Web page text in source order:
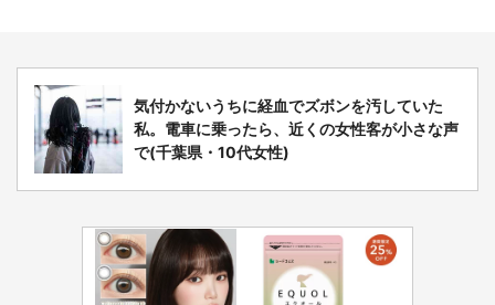
気付かないうちに経血でズボンを汚していた
私。電車に乗ったら、近くの女性客が小さな声
で(千葉県・10代女性)